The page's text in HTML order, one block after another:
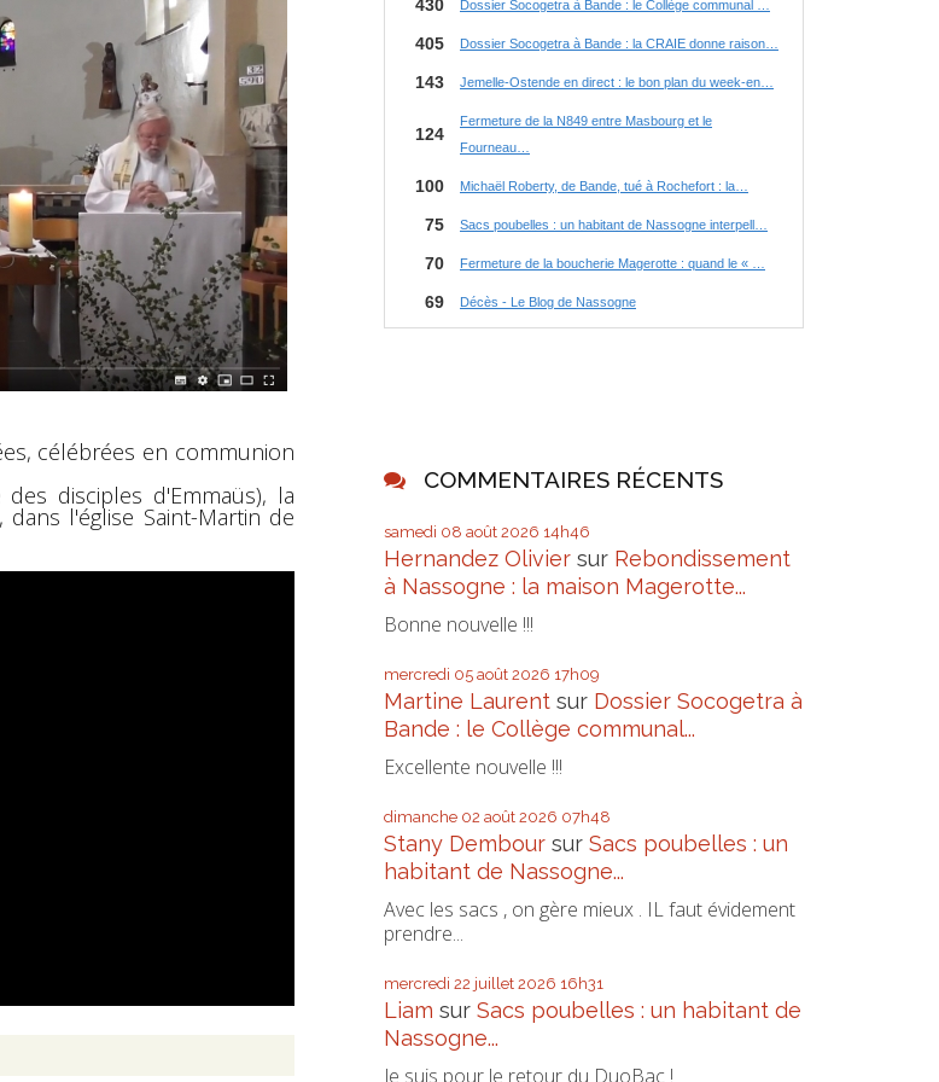
célébrées en communion
disciples d'Emmaüs), la
l'église Saint-Martin de
COMMENTAIRES RÉCENTS
samedi 08 août 2026 14h46
Hernandez Olivier sur Rebondissement
à Nassogne : la maison Magerotte...
Bonne nouvelle !!!
mercredi 05 août 2026 17h09
Martine Laurent sur Dossier Socogetra à
Bande : le Collège communal...
Excellente nouvelle !!!
dimanche 02 août 2026 07h48
Stany Dembour surSacs poubelles : un
habitant de Nassogne...
Avec les sacs , on gère mieux . IL faut évidement
prendre...
mercredi 22 juillet 2026 16h31
Liam surSacs poubelles : un habitant de
Nassogne...
Je suis pour le retour du DuoBac !